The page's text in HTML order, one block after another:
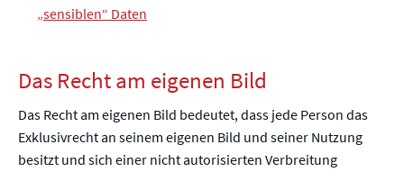
„sensiblen“ Daten
Das Recht am eigenen Bild
Das Recht am eigenen Bild bedeutet, dass jede Person das
Exklusivrecht an seinem eigenen Bild und seiner Nutzung
besitzt und sich einer nicht autorisierten Verbreitung